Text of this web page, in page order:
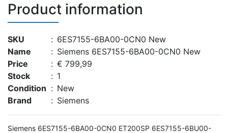
Product information
SKU : 6ES7155-6BA00-0CN0 New
Name
: Siemens 6ES7155-6BA00-0CN0 New
Price
: € 799,99
Stock
: 1
Condition : New
Brand
: Siemens
Siemens 6ES7155-6BA00-0CN0 ET200SP 6ES7155-6BU00-